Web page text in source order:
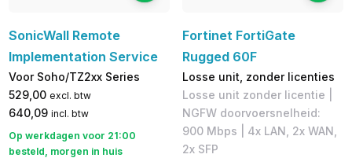
SonicWall Remote
Implementation Service
Voor Soho/TZ2xx Series
529,00 excl. btw
640,09 incl. btw
Op werkdagen voor 21:00
besteld, morgen in huis
Fortinet FortiGate
Rugged 60F
Losse unit, zonder licenties
Losse unit zonder licentie |
NGFW doorvoersnelheid:
900 Mbps | 4x LAN, 2x WAN,
2x SFP